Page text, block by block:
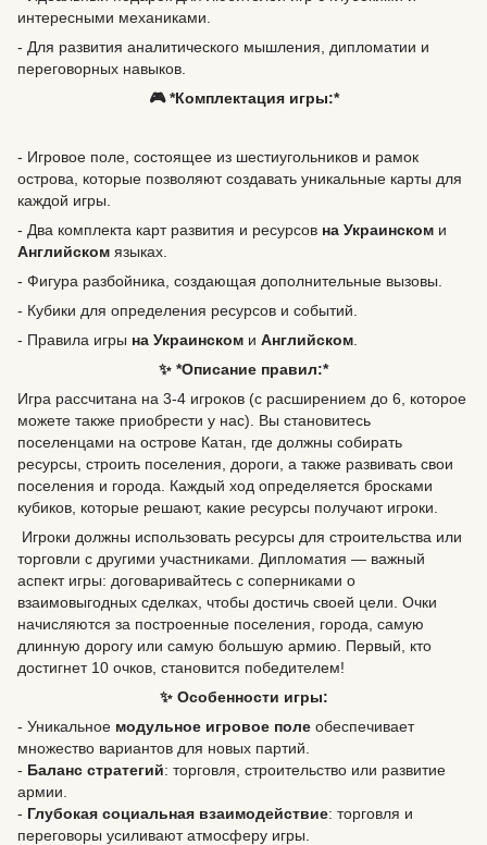
интересными механиками.
- Для развития аналитического мышления, дипломатии и
переговорных навыков.
🎮 *Комплектация игры:*
- Игровое поле, состоящее из шестиугольников и рамок
острова, которые позволяют создавать уникальные карты для
каждой игры.
- Два комплекта карт развития и ресурсов на Украинском и
Английском языках.
- Фигура разбойника, создающая дополнительные вызовы.
- Кубики для определения ресурсов и событий.
- Правила игры на Украинском и Английском
✨ *Описание правил:*
Игра рассчитана на 3-4 игроков (с расширением до 6, которое
можете также приобрести у нас). Вы становитесь
поселенцами на острове Катан, где должны собирать
ресурсы, строить поселения, дороги, а также развивать свои
поселения и города. Каждый ход определяется бросками
кубиков, которые решают, какие ресурсы получают игроки.
Игроки должны использовать ресурсы для строительства или
торговли с другими участниками. Дипломатия — важный
аспект игры: договаривайтесь с соперниками о
взаимовыгодных сделках, чтобы достичь своей цели. Очки
начисляются за построенные поселения, города, самую
длинную дорогу или самую большую армию. Первый, кто
достигнет 10 очков, становится победителем!
✨ Особенности игры:
- Уникальное модульное игровое поле обеспечивает
множество вариантов для новых партий.
- Баланс стратегий: торговля, строительство или развитие
армии.
- Глубокая социальная взаимодействие: торговля и
переговоры усиливают атмосферу игры.